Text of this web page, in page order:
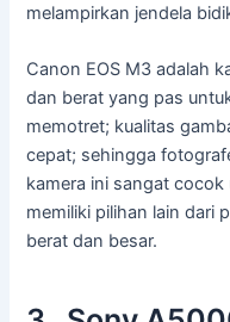
melampirkan jendela
Canon EOS M3 adalah
dan berat yang pas
memotret; kualitas
cepat; sehingga
kamera ini sangat
memiliki pilihan lain dari
berat dan besar.